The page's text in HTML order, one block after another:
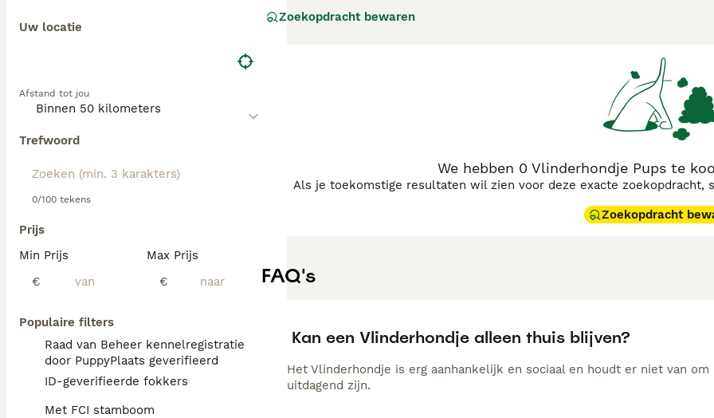
Uw locatie
Afstand tot jou
Trefwoord
0/100 tekens
Prijs
Min Prijs
€
Max Prijs
€
Populaire filters
Raad van Beheer kennelregistratie
door PuppyPlaats geverifieerd
ID-geverifieerde fokkers
Met FCI stamboom
(papillon) doen denken. De eveneens grote oren van het
Lees onze Vlinderhondjes adviespagina voor informatie over dit hondenras.
Zoekopdracht bewaren
We hebben 0 Vlinderhondje Pups te
Als je toekomstige resultaten wil zien voor deze exacte zoekopdracht,
Zoekopdracht
FAQ's
Kan een Vlinderhondje alleen thuis blijven?
Het Vlinderhondje is erg aanhankelijk en sociaal en houdt er niet van
uitdagend zijn.